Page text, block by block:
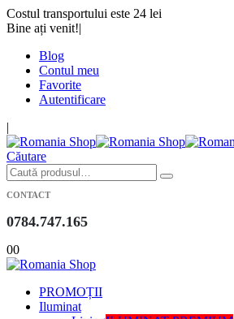
Costul transportului este 24 lei
Bine ați venit!|
Blog
Contul meu
Favorite
Autentificare
|
Căutare
CONTACT
0784.747.165
00
PROMOȚII
Iluminat